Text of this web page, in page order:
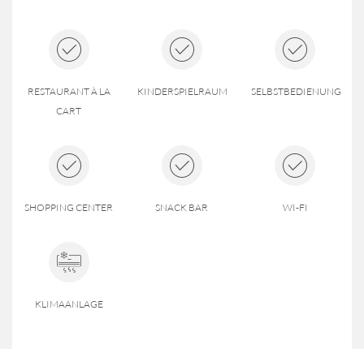
RESTAURANT À LA
CART
KINDERSPIELRAUM SELBSTBEDIENUNG
SHOPPING CENTER SNACK BAR WI-FI
KLIMAANLAGE